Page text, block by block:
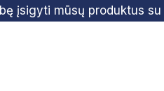
įsigyti mūsų produktus su